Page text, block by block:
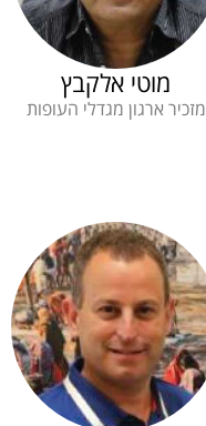
מוטי אלקבץ
מזכיר ארגון מגדלי העופות